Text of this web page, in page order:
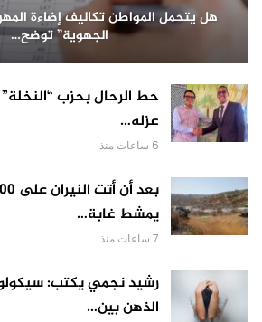
هل يتحمل المواطن تكاليف إضاءة
الجهوية” توضح…
حط الرحال بحزب
عزله…
6 ساعات منذ
يمشط غابة…
7 ساعات منذ
رشيد نجمي يكتب:
الذهن بين…